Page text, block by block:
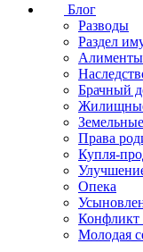
Блог
Разводы
Раздел
Алименты
Брачный
Права
Купля-
Опека
Конфликт
Молодая